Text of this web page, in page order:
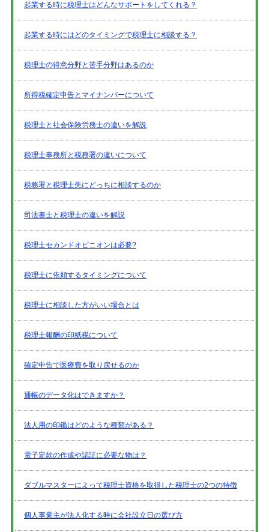
起業する時に税理士はどんなサポートをしてくれる？
起業する時にはどのタイミングで税理士に相談する？
税理士の得意分野と苦手分野はあるのか
所得税確定申告とマイナンバーについて
税理士と社会保険労務士の違いを解説
税理士事務所と税務署の違いについて
税務署と税理士先にどっちに相談するのか
司法書士と税理士の違いを解説
税理士セカンドオピニオンは必要?
税理士に依頼するタイミングについて
税理士に相談した方がいい場合とは
税理士報酬の印紙税について
確定申告で医療費を取り戻せるのか
通帳のデータ化はできますか？
法人用の印鑑はどのような種類がある？
電子定款の作成や認証に必要な物は？
ダブルマスターによって税理士資格を取得した税理士の2つの特徴
個人事業主が法人化する時に会社設立日の選び方